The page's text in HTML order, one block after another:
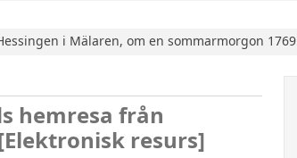
i Mälaren, om en sommarmorgon 1769
hemresa från
resurs]